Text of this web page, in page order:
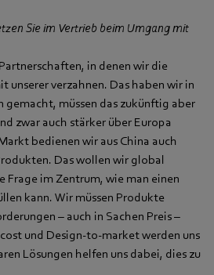
Sie im Vertrieb beim Umgang mit
in denen wir die
unserer verzahnen. Das haben wir in
gemacht, müssen das zukünftig aber
zwar auch stärker über Europa
bedienen wir aus China auch
Das wollen wir global
Frage im Zentrum, wie man einen
kann. Wir müssen Produkte
– auch in Sachen Preis –
und Design-to-market werden uns
Lösungen helfen uns dabei, dies zu